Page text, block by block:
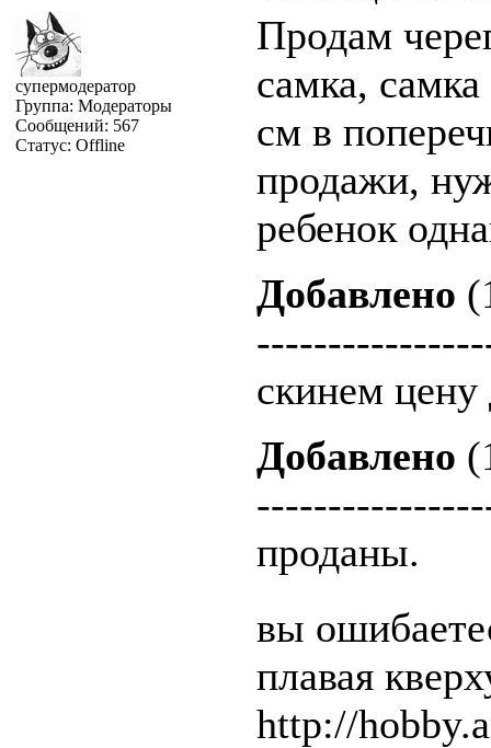
супермодератор
Группа: Модераторы
Сообщений: 567
Статус: Offline
Продам
самка,
см в
продажи,
ребенок
Добавлено
скинем цену
Добавлено
проданы.
вы
плавая
http://